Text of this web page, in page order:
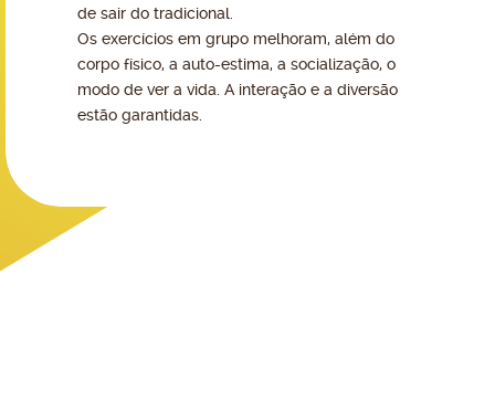
de sair do tradicional.
Os exercícios em grupo melhoram, além do
corpo físico, a auto-estima, a socialização, o
modo de ver a vida. A interação e a diversão
estão garantidas.